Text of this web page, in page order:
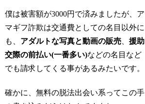
僕は被害額が3000円で済みましたが、ア
マギフ詐欺は交通費としての名目以外に
も、 アダルトな写真と動画の販売 、援助
交際の前払い(一番多い)などの名目など
でも請求してくる事があるみたいです。
確かに、無料の脱法出会い系ってこの手